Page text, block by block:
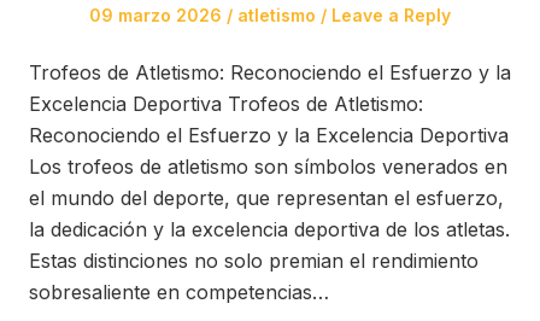
Posted
09 marzo 2026
Posted
atletismo Leave a Reply
Trofeos de Atletismo: Reconociendo el Esfuerzo y la
Excelencia Deportiva Trofeos de Atletismo:
Reconociendo el Esfuerzo y la Excelencia Deportiva
Los trofeos de atletismo son símbolos venerados en
el mundo del deporte, que representan el esfuerzo,
la dedicación y la excelencia deportiva de los atletas.
Estas distinciones no solo premian el rendimiento
sobresaliente en competencias…